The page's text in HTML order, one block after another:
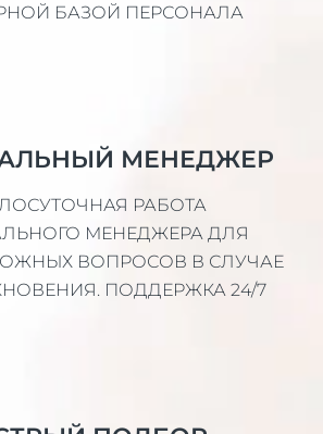
БАЗОЙ ПЕРСОНАЛА
МЕНЕДЖЕР
РАБОТА
МЕНЕДЖЕРА ДЛЯ
ВОПРОСОВ В СЛУЧАЕ
ПОДДЕРЖКА 24/7